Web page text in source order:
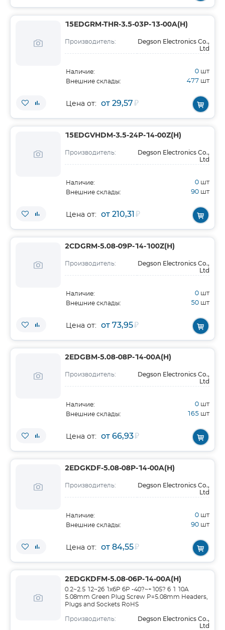
15EDGRM-THR-3.5-03P-13-00A(H)
Производитель:
Degson Electronics Co.,
Ltd
Наличие: 0 шт
Внешние склады: 477 шт
Цена от: от 29,57₽
15EDGVHDM-3.5-24P-14-00Z(H)
Производитель:
Degson Electronics Co.,
Ltd
Наличие: 0 шт
Внешние склады: 90 шт
Цена от: от 210,31₽
2CDGRM-5.08-09P-14-100Z(H)
Производитель:
Degson Electronics Co.,
Ltd
Наличие: 0 шт
Внешние склады: 50 шт
Цена от: от 73,95₽
2EDGBM-5.08-08P-14-00A(H)
Производитель:
Degson Electronics Co.,
Ltd
Наличие: 0 шт
Внешние склады: 165 шт
Цена от: от 66,93₽
2EDGKDF-5.08-08P-14-00A(H)
Производитель:
Degson Electronics Co.,
Ltd
Наличие: 0 шт
Внешние склады: 90 шт
Цена от: от 84,55₽
2EDGKDFM-5.08-06P-14-00A(H)
0.2~2.5 12~26 1x6P 6P -40?~+105? 6 1 10A
5.08mm Green Plug Screw P=5.08mm Headers,
Plugs and Sockets RoHS
Производитель:
Degson Electronics Co.,
Ltd